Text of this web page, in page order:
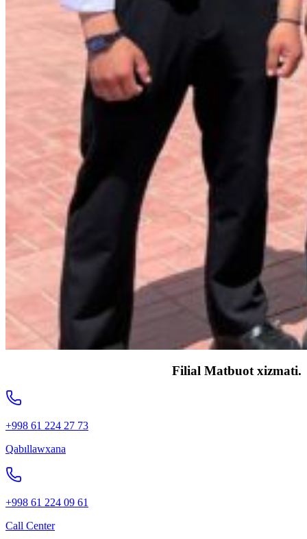
Filial Matbuot xizmati.
+998 61 224 27 73
Qabıllawxana
+998 61 224 09 61
Call Center